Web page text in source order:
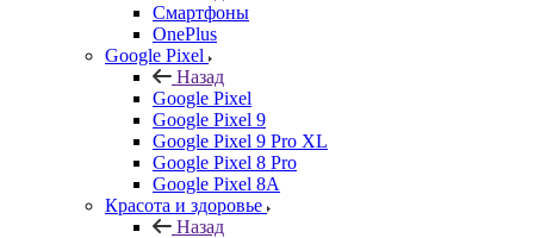
Смартфоны
OnePlus
Google Pixel
Назад
Google Pixel
Google Pixel 9
Google Pixel 9 Pro XL
Google Pixel 8 Pro
Google Pixel 8A
Красота и здоровье
Назад